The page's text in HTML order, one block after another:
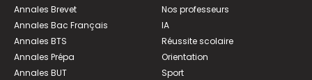
Annales Brevet
Annales Bac Français
Annales BTS
Annales Prépa
Annales BUT
Nos professeurs
IA
Réussite scolaire
Orientation
Sport